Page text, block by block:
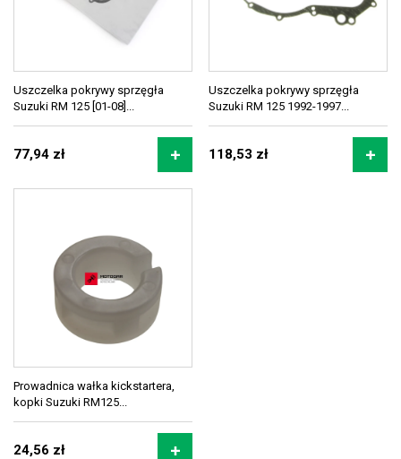
Uszczelka pokrywy sprzęgła
Suzuki RM 125 [01-08]...
77,94 zł
Uszczelka pokrywy sprzęgła
Suzuki RM 125 1992-1997...
118,53 zł
Prowadnica wałka kickstartera,
kopki Suzuki RM125...
24,56 zł